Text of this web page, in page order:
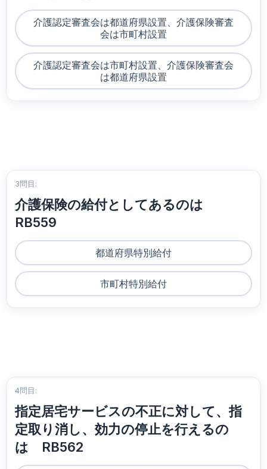
介護認定審査会は都道府県設置、介護保険審査
会は市町村設置
介護認定審査会は市町村設置、介護保険審査会
は都道府県設置
3問目:
介護保険の給付としてあるのは
RB559
都道府県特別給付
市町村特別給付
4問目:
指定居宅サービスの不正に対して、指
定取り消し、効力の停止を行えるの
は RB562